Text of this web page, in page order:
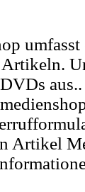
aus..
Artikel